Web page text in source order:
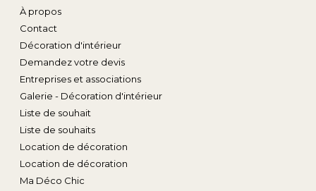
À propos
Contact
Décoration d'intérieur
Demandez votre devis
Entreprises et associations
Galerie - Décoration d'intérieur
Liste de souhait
Liste de souhaits
Location de décoration
Location de décoration
Ma Déco Chic